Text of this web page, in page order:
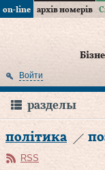
on-line архів номерів
Войти
разделы
політика
RSS